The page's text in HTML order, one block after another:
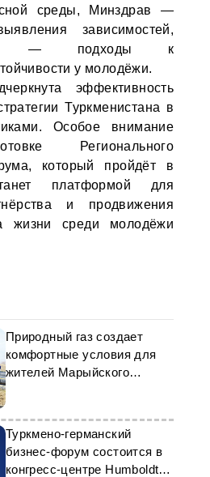
среды, Минздрав —
зависимостей,
— подходы к
у молодёжи.
эффективность
Туркменистана в
Особое внимание
Регионального
который пройдёт в
платформой для
и продвижения
жизни среди молодёжи
Природный газ создает
комфортные условия для
жителей Марыйского
велаята
Туркмено-германский
бизнес-форум состоится в
конгресс-центре Humboldt